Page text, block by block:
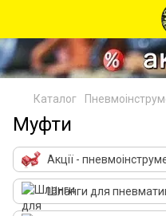
Каталог
Муфти
Акції -
Шланги для